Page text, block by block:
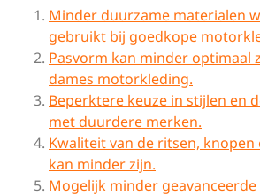
Minder duurzame materialen
gebruikt bij goedkope
Pasvorm kan minder optimaal
dames motorkleding.
Beperktere keuze in stijlen en
met duurdere merken.
Kwaliteit van de ritsen, knopen
kan minder zijn.
Mogelijk minder